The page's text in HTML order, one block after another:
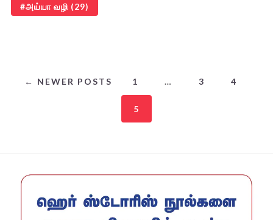
அய்யா வழி (29)
← NEWER POSTS 1 … 3 4
5